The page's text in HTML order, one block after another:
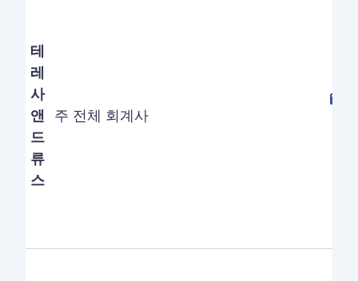
테
레
사
앤
드
류
스
주 전체 회계사